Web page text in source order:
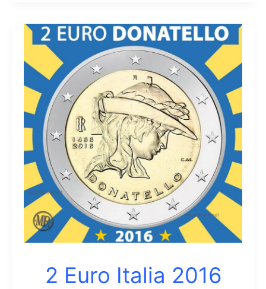
Italia
2009
Braille
2 Euro Italia 2016